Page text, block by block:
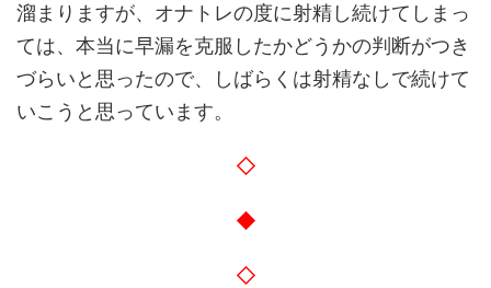
溜まりますが、オナトレの度に射精し続けてしまっ
ては、本当に早漏を克服したかどうかの判断がつき
づらいと思ったので、しばらくは射精なしで続けて
いこうと思っています。
◇
◆
◇